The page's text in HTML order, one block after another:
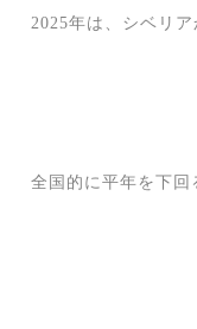
2025年は、シベリ
全国的に平年を下回